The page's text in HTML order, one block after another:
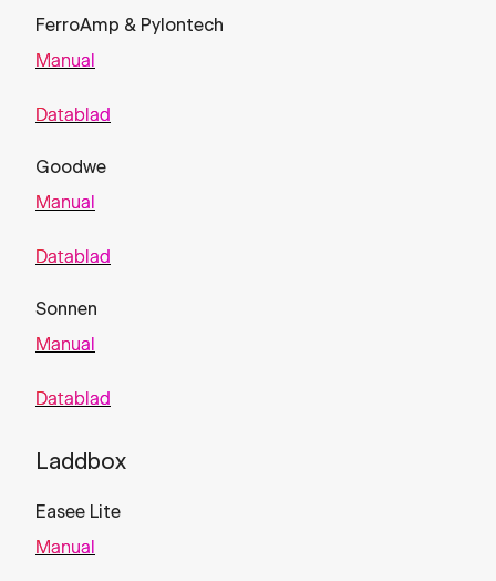
FerroAmp & Pylontech
Manual
Datablad
Goodwe
Manual
Datablad
Sonnen
Manual
Datablad
Laddbox
Easee Lite
Manual